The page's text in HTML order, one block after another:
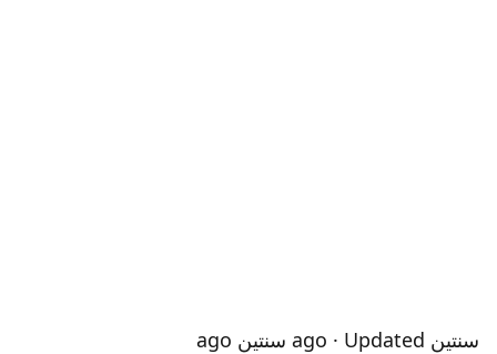
سنتين ago · Updated سنتين ago